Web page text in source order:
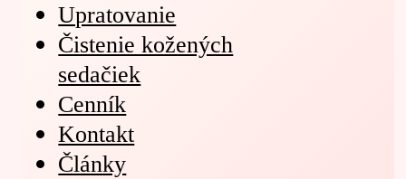
Upratovanie
Čistenie kožených
sedačiek
Cenník
Kontakt
Články